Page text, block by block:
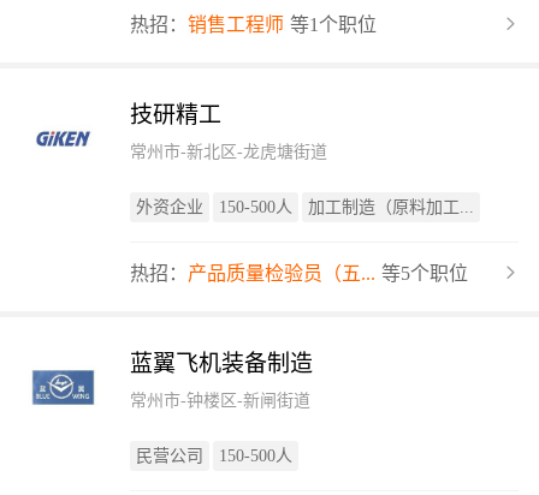
热招： 销售工程师 等1个职位
技研精工
常州市-新北区-龙虎塘街道
外资企业 150-500人 加工制造（原料加工...
热招： 产品质量检验员（五... 等5个职位
蓝翼飞机装备制造
常州市-钟楼区-新闸街道
民营公司 150-500人